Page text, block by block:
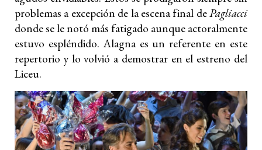
problemas a excepción de la escena final dePagliacci
donde se le notó más fatigado aunque actoralmente
estuvo espléndido. Alagna es un referente en este
repertorio y lo volvió a demostrar en el estreno del
Liceu.